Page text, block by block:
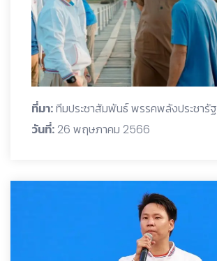
ที่มา:ทีมประชาสัมพันธ์ พรรคพลังประชารัฐ
วันที่: 26 พฤษภาคม 2566